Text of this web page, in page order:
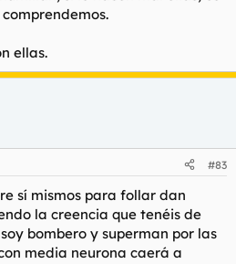
ellas.
#83
sí mismos para follar dan
la creencia que tenéis de
bombero y superman por las
media neurona caerá a